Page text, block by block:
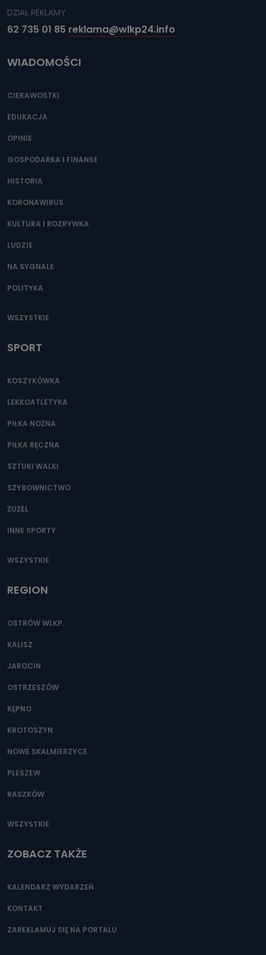
DZIAŁ REKLAMY
62 735 01 85 reklama@wlkp24.info
WIADOMOŚCI
CIEKAWOSTKI
EDUKACJA
OPINIE
GOSPODARKA I FINANSE
HISTORIA
KORONAWIRUS
KULTURA I ROZRYWKA
LUDZIE
NA SYGNALE
POLITYKA
WSZYSTKIE
SPORT
KOSZYKÓWKA
LEKKOATLETYKA
PIŁKA NOŻNA
PIŁKA RĘCZNA
SZTUKI WALKI
SZYBOWNICTWO
ŻUŻEL
INNE SPORTY
WSZYSTKIE
REGION
OSTRÓW WLKP.
KALISZ
JAROCIN
OSTRZESZÓW
KĘPNO
KROTOSZYN
NOWE SKALMIERZYCE
PLESZEW
RASZKÓW
WSZYSTKIE
ZOBACZ TAKŻE
KALENDARZ WYDARZEŃ
KONTAKT
ZAREKLAMUJ SIĘ NA PORTALU